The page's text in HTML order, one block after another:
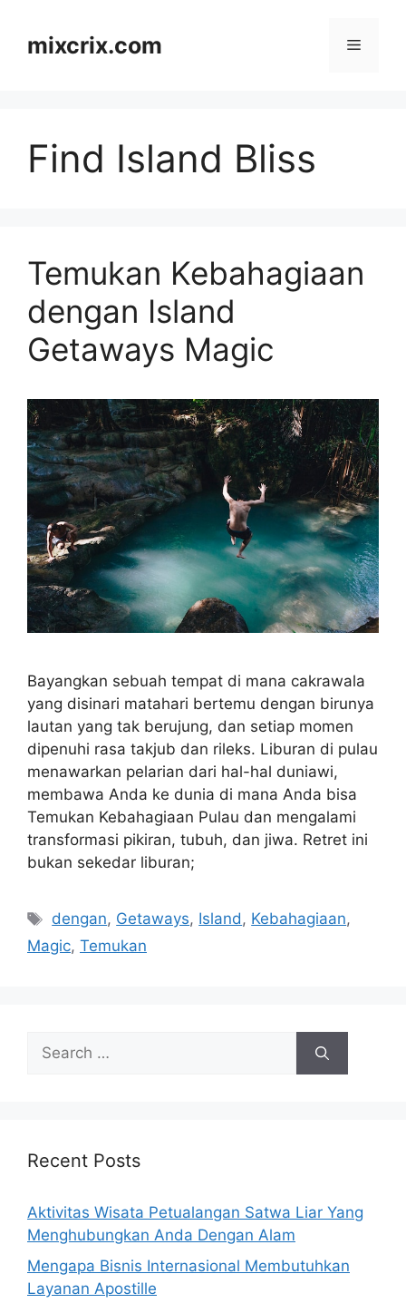
contentmixcrix.com Menu
Find Island Bliss
Temukan Kebahagiaan
dengan Island
Getaways Magic
Bayangkan sebuah tempat di mana cakrawala
yang disinari matahari bertemu dengan birunya
lautan yang tak berujung, dan setiap momen
dipenuhi rasa takjub dan rileks. Liburan di pulau
menawarkan pelarian dari hal-hal duniawi,
membawa Anda ke dunia di mana Anda bisa
Temukan Kebahagiaan Pulau dan mengalami
transformasi pikiran, tubuh, dan jiwa. Retret ini
bukan sekedar liburan;
Tags
dengan, Getaways, Island, Kebahagiaan,
Magic, Temukan
Search
for:
Recent Posts
Aktivitas Wisata Petualangan Satwa Liar Yang
Menghubungkan Anda Dengan Alam
Mengapa Bisnis Internasional Membutuhkan
Layanan Apostille